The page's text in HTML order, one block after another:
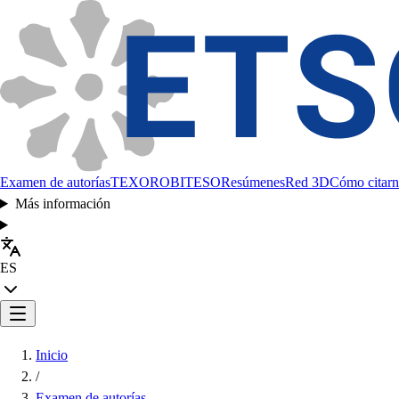
Examen de autoríasTEXOROBITESOResúmenesRed 3DCómo
Más información
ES
Inicio
/